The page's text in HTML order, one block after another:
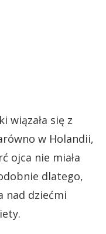
wiązała się z
w Holandii,
ojca nie miała
dlatego,
nad dziećmi